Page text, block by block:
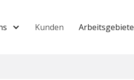
Kunden Arbeitsgebiete